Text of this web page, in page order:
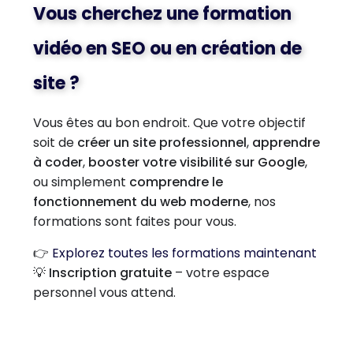
Vous cherchez une formation
vidéo en SEO ou en création de
site ?
Vous êtes au bon endroit. Que votre objectif
soit de créer un site professionnel, apprendre
à coder, booster votre visibilité sur Google,
ou simplement comprendre le
fonctionnement du web moderne, nos
formations sont faites pour vous.
👉 Explorez toutes les formations maintenant
💡 Inscription gratuite – votre espace
personnel vous attend.